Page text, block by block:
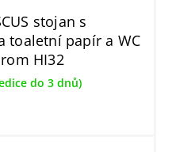
stojan s
toaletní papír a WC
HI32
do 3 dnů)